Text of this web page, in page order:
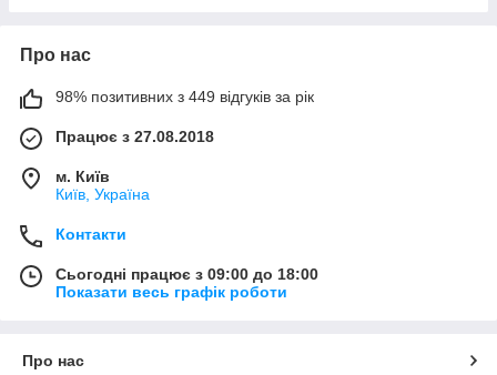
Про нас
98% позитивних з 449 відгуків за рік
Працює з 27.08.2018
м. Київ
Київ, Україна
Контакти
Сьогодні працює з 09:00 до 18:00
Показати весь графік роботи
Про нас